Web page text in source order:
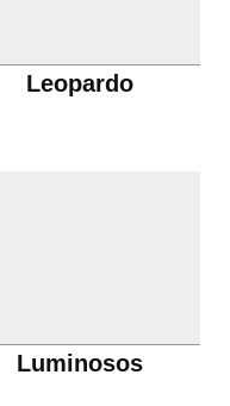
Leopardo
Luminosos